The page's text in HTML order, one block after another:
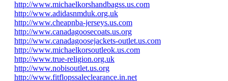
http://www.michaelkorshandbagss.us.com
http://www.adidasnmduk.org.uk
http://www.cheapnba-jerseys.us.com
http://www.canadagoosecoats.us.org
http://www.canadagoosejackets-outlet.us.com
http://www.michaelkorsoutleok.us.com
http://www.true-religion.org.uk
http://www.nobisoutlet.us.org
http://www.fitflopssaleclearance.in.net